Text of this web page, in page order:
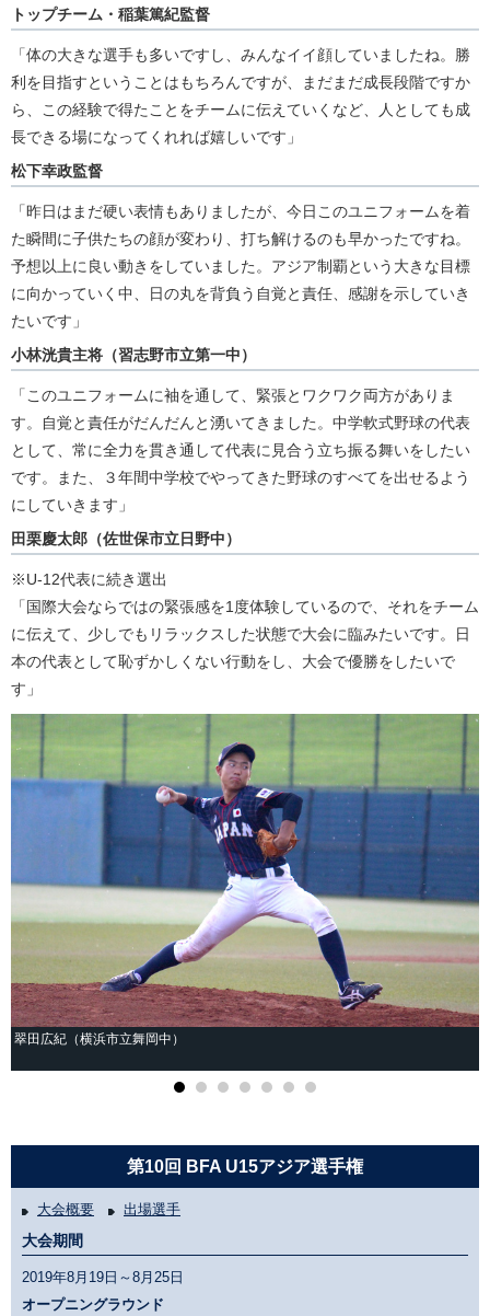
トップチーム・稲葉篤紀監督
「体の大きな選手も多いですし、みんなイイ顔していましたね。勝
利を目指すということはもちろんですが、まだまだ成長段階ですか
ら、この経験で得たことをチームに伝えていくなど、人としても成
長できる場になってくれれば嬉しいです」
松下幸政監督
「昨日はまだ硬い表情もありましたが、今日このユニフォームを着
た瞬間に子供たちの顔が変わり、打ち解けるのも早かったですね。
予想以上に良い動きをしていました。アジア制覇という大きな目標
に向かっていく中、日の丸を背負う自覚と責任、感謝を示していき
たいです」
小林洸貴主将（習志野市立第一中）
「このユニフォームに袖を通して、緊張とワクワク両方がありま
す。自覚と責任がだんだんと湧いてきました。中学軟式野球の代表
として、常に全力を貫き通して代表に見合う立ち振る舞いをしたい
です。また、３年間中学校でやってきた野球のすべてを出せるよう
にしていきます」
田栗慶太郎（佐世保市立日野中）
※U-12代表に続き選出
「国際大会ならではの緊張感を1度体験しているので、それをチーム
に伝えて、少しでもリラックスした状態で大会に臨みたいです。日
本の代表として恥ずかしくない行動をし、大会で優勝をしたいで
す」
翠田広紀（横浜市立舞岡中）
第10回 BFA U15アジア選手権
大会概要 出場選手
大会期間
2019年8月19日～8月25日
オープニングラウンド